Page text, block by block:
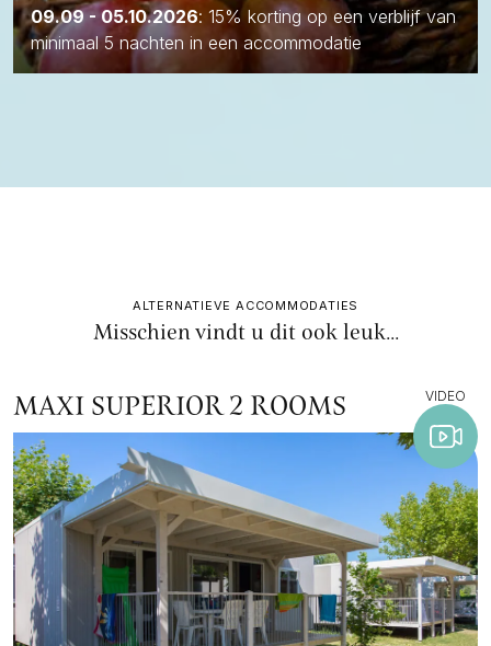
09.09 - 05.10.2026: 15% korting op een verblijf van
minimaal 5 nachten in een accommodatie
ALTERNATIEVE ACCOMMODATIES
Misschien vindt u dit ook leuk...
MAXI SUPERIOR 2 ROOMS VIDEO